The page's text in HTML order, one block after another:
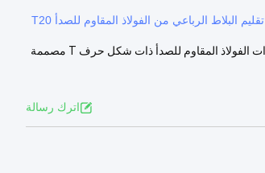
تقليم البلاط الرباعي من الفولاذ المقاوم للصدأ T20
طلاء الفولاذ المقاوم للصدأ على شكل حرف T في سوق جنوب شرق آسيا لمحة عامة عن المنتج إطارات الفولاذ المقاوم للصدأ ذات شكل حرف T مصممة
اترك رسالة